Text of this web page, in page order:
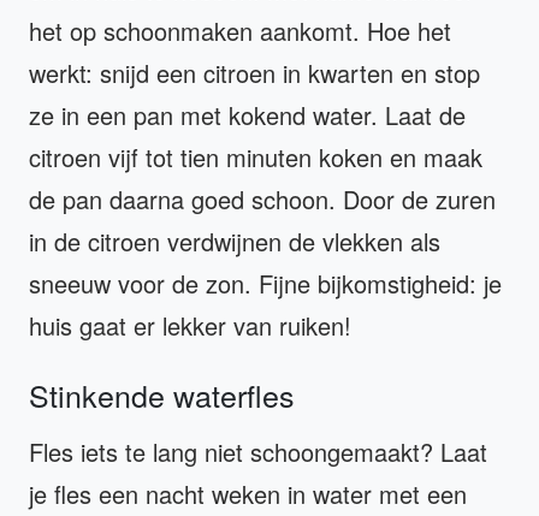
het op schoonmaken aankomt. Hoe het
werkt: snijd een citroen in kwarten en stop
ze in een pan met kokend water. Laat de
citroen vijf tot tien minuten koken en maak
de pan daarna goed schoon. Door de zuren
in de citroen verdwijnen de vlekken als
sneeuw voor de zon. Fijne bijkomstigheid: je
huis gaat er lekker van ruiken!
Stinkende waterfles
Fles iets te lang niet schoongemaakt? Laat
je fles een nacht weken in water met een